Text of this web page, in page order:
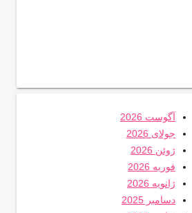
آگوست 2026
جولای 2026
ژوئن 2026
فوریه 2026
ژانویه 2026
دسامبر 2025